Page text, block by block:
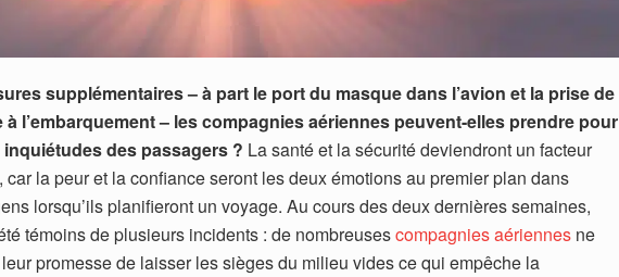
supplémentaires – à part le port du masque dans l’avion et la prise de
à l’embarquement – les compagnies aériennes peuvent-elles prendre pour
des passagers ? La santé et la sécurité deviendront un facteur
car la peur et la confiance seront les deux émotions au premier plan dans
lorsqu’ils planifieront un voyage. Au cours des deux dernières semaines,
témoins de plusieurs incidents : de nombreusescompagnies aériennes ne
promesse de laisser les sièges du milieu vides ce qui empêche la